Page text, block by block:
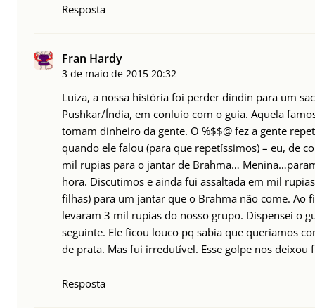
Resposta
Fran Hardy
3 de maio de 2015 20:32
Luiza, a nossa história foi perder dindin para um
Pushkar/Índia, em conluio com o guia. Aquela
tomam dinheiro da gente. O %$$@ fez a gente
quando ele falou (para que repetíssimos) – eu, de
mil rupias para o jantar de Brahma…
hora. Discutimos e ainda fui assaltada em mil
filhas) para um jantar que o Brahma não come. Ao
levaram 3 mil rupias do nosso grupo. Dispensei o
seguinte. Ele ficou louco pq sabia que queríamos
de prata. Mas fui irredutível. Esse golpe nos deixou
Resposta